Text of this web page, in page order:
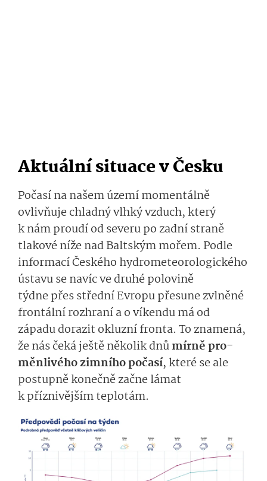
Aktuální situace v Česku
Počasí na našem území momentálně
ovlivňuje chladný vlhký vzduch, který
k nám proudí od severu po zadní straně
tlakové níže nad Baltským mořem. Podle
informacíČeského hydrometeorolo­gického
ústavu se navíc vedruhé polovině
týdnepřes střední Evropupřesune zvlněné
frontální rozhraní a o víkendu má od
západu dorazit okluzní fronta. To znamená,
že nás čeká ještě několik dnůmírněpro­
měnlivého zimního počasí, které se ale
postupněkoneč­nězačne lámat
k příznivějším teplotám.